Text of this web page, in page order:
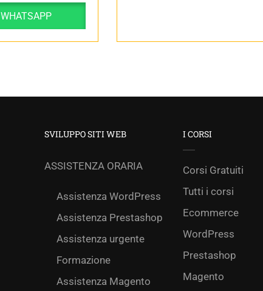
WHATSAPP
SVILUPPO SITI WEB
ASSISTENZA ORARIA
Assistenza WordPress
Assistenza Prestashop
Assistenza urgente
Formazione
Assistenza Magento
I CORSI
Corsi Gratuiti
Tutti i corsi
Ecommerce
WordPress
Prestashop
Magento